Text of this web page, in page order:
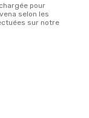
pour
selon les
sur notre